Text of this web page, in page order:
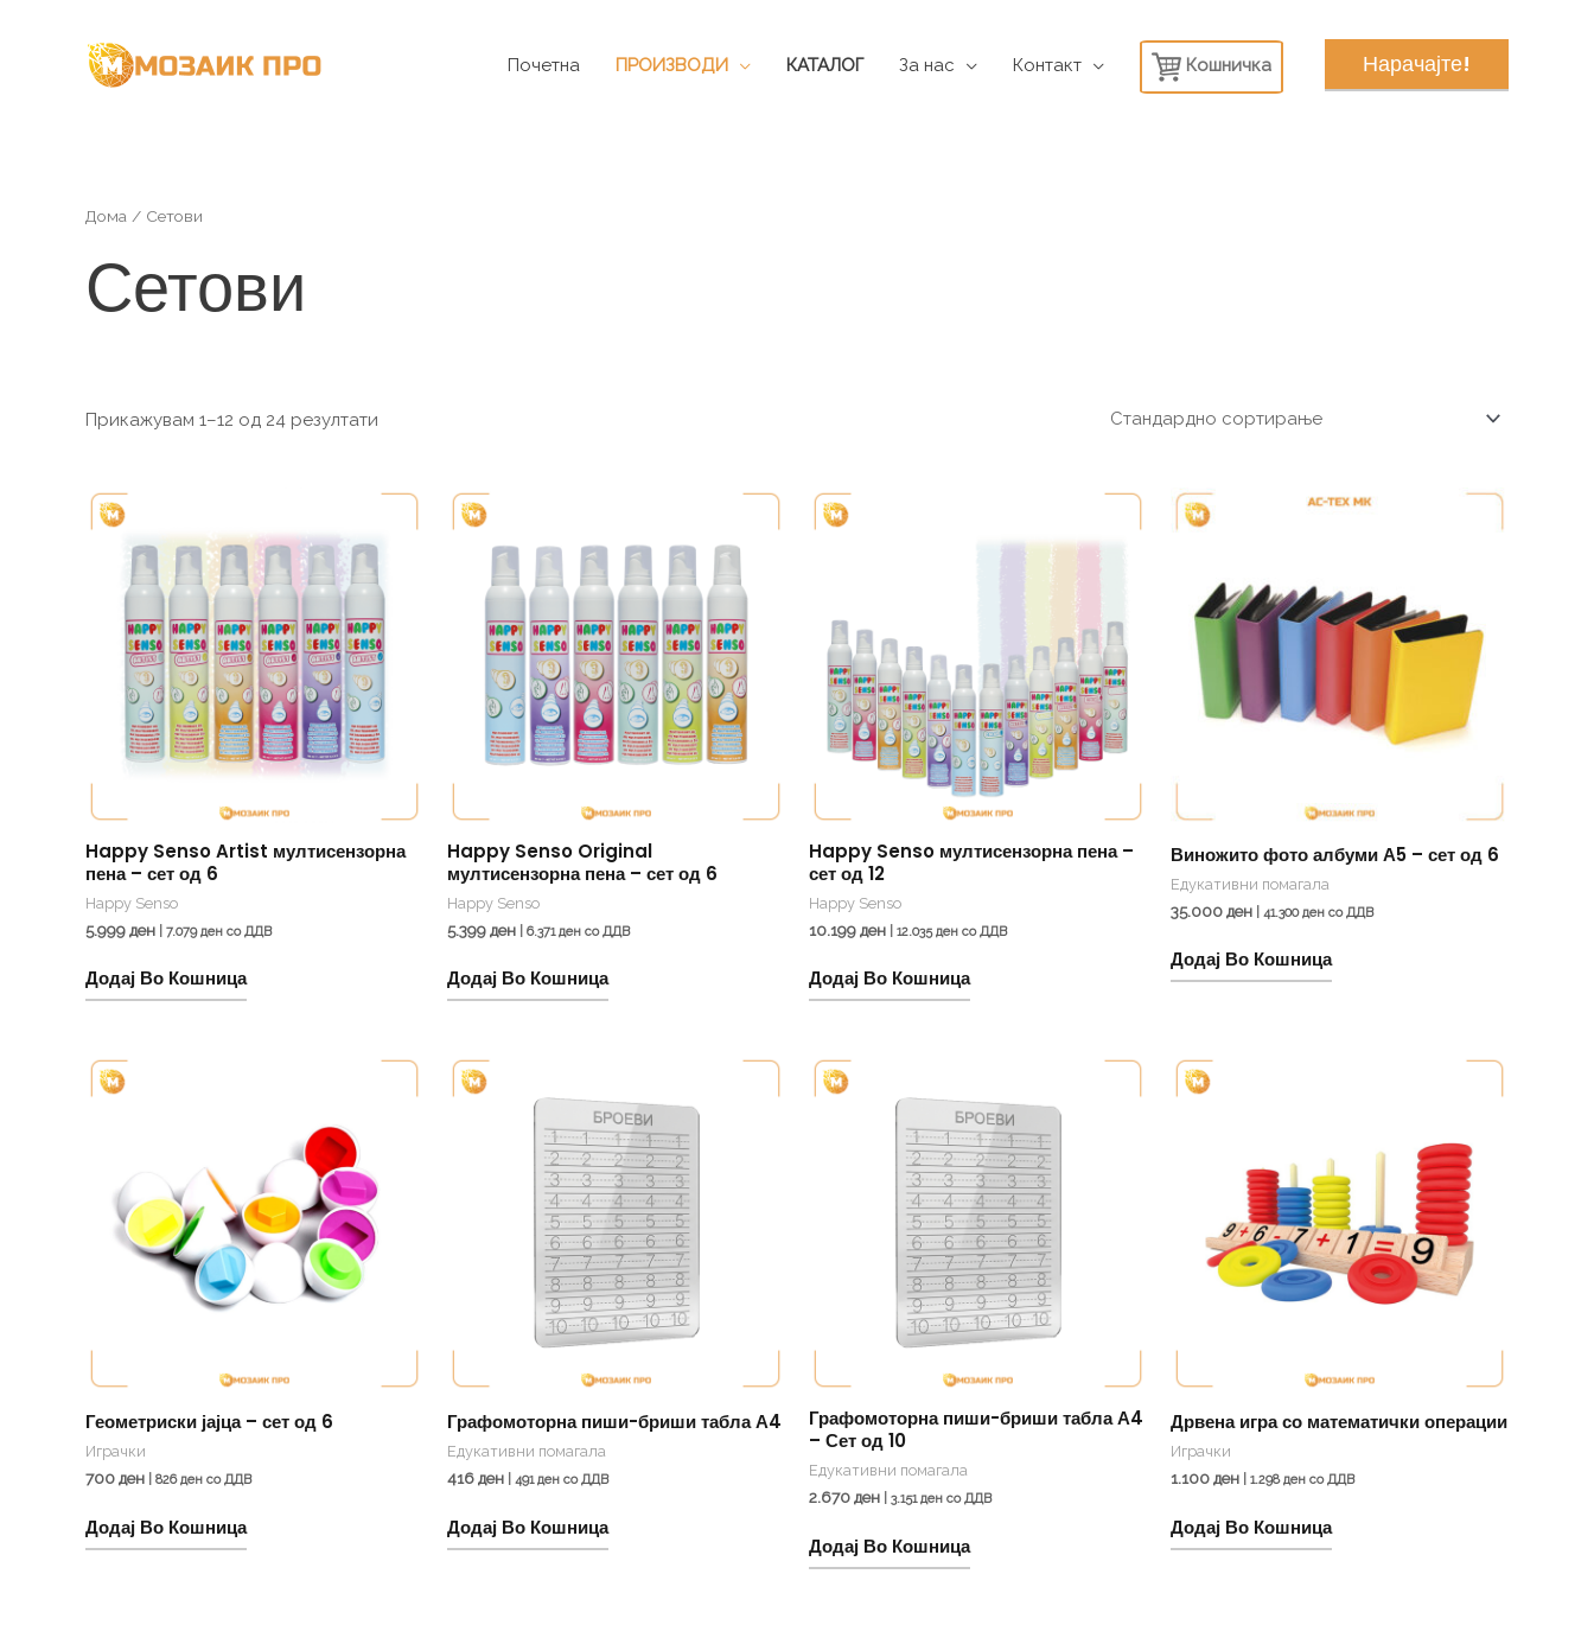
Почетна ПРОИЗВОДИ КАТАЛОГ За нас Контакт Кошничка Нарачајте!
Дома / Сетови
Сетови
Прикажувам 1–12 од 24 резултати
Happy Senso Artist мултисензорна
пена – сет од 6
Happy Senso
5.999ден 7.079ден со ДДВ
Додај Во Кошница
Happy Senso Original
мултисензорна пена – сет од 6
Happy Senso
5.399ден 6.371ден со ДДВ
Додај Во Кошница
Happy Senso мултисензорна пена –
сет од 12
Happy Senso
10.199ден 12.035ден со ДДВ
Додај Во Кошница
Виножито фото албуми А5 – сет од 6
Едукативни помагала
35.000ден 41.300ден со ДДВ
Додај Во Кошница
Геометриски јајца – сет од 6
Играчки
700ден 826ден со ДДВ
Додај Во Кошница
Графомоторна пиши-бриши табла А4
Едукативни помагала
416ден 491ден со ДДВ
Додај Во Кошница
Графомоторна пиши-бриши табла А4
– Сет од 10
Едукативни помагала
2.670ден 3.151ден со ДДВ
Додај Во Кошница
Дрвена игра со математички операции
Играчки
1.100ден 1.298ден со ДДВ
Додај Во Кошница